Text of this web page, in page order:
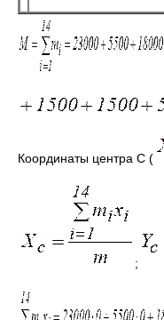
Координаты центра C (
;